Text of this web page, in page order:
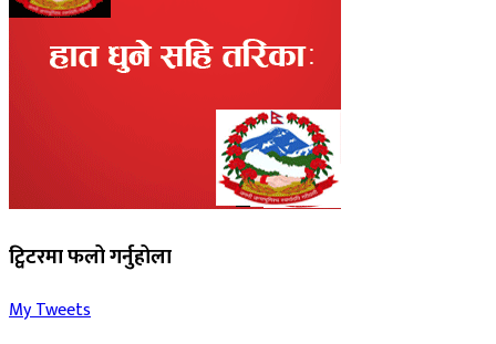
ट्विटरमा फलो गर्नुहोला
My Tweets